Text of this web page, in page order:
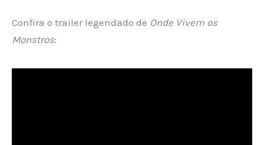
Confira o trailer legendado de Onde Vivem os
Monstros: